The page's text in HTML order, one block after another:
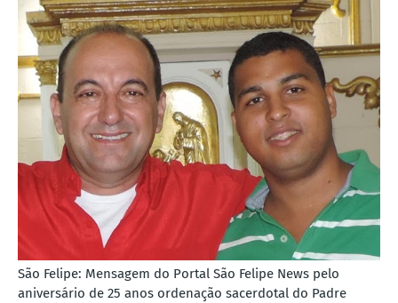
São Felipe: Mensagem do Portal São Felipe News pelo
aniversário de 25 anos ordenação sacerdotal do Padre